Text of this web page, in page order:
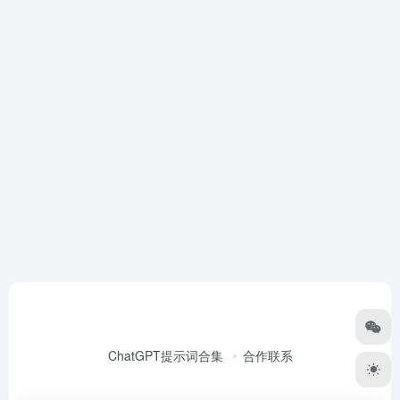
ChatGPT提示词合集 合作联系